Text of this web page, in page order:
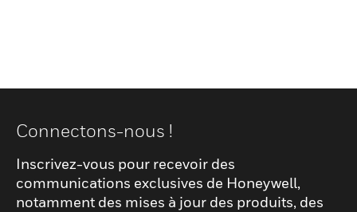
Connectons-nous !
Inscrivez-vous pour recevoir des
communications exclusives de Honeywell,
notamment des mises à jour des produits, des